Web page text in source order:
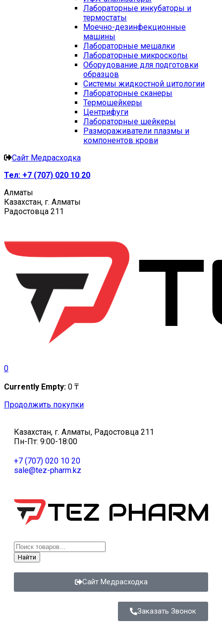
Лабораторные инкубаторы и
термостаты
Моечно-дезинфекционные
машины
Лабораторные мешалки
Лабораторные микроскопы
Оборудование для подготовки
образцов
Системы жидкостной цитологии
Лабораторные сканеры
Термошейкеры
Центрифуги
Лабораторные шейкеры
Размораживатели плазмы и
компонентов крови
Сайт Медрасходка
Тел: +7 (707) 020 10 20
Алматы
Казахстан, г. Алматы
Радостовца 211
0
Currently Empty: 0 ₸
Продолжить покупки
Казахстан, г. Алматы, Радостовца 211
Пн-Пт: 9:00-18:00
+7 (707) 020 10 20
sale@tez-pharm.kz
Найти
Сайт Медрасходка
Заказать Звонок